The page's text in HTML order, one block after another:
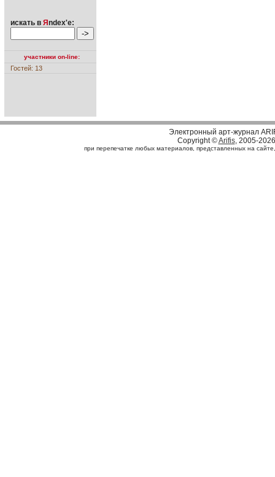
искать в Я ndex'е:
участники on-line:
Гостей: 13
Электронный арт-журнал
Copyright ©Arifis, 2005-2026
при перепечатке любых материалов, представленных на